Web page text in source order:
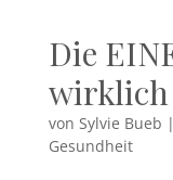
Die
von Sylvie Bueb |
Gesundheit